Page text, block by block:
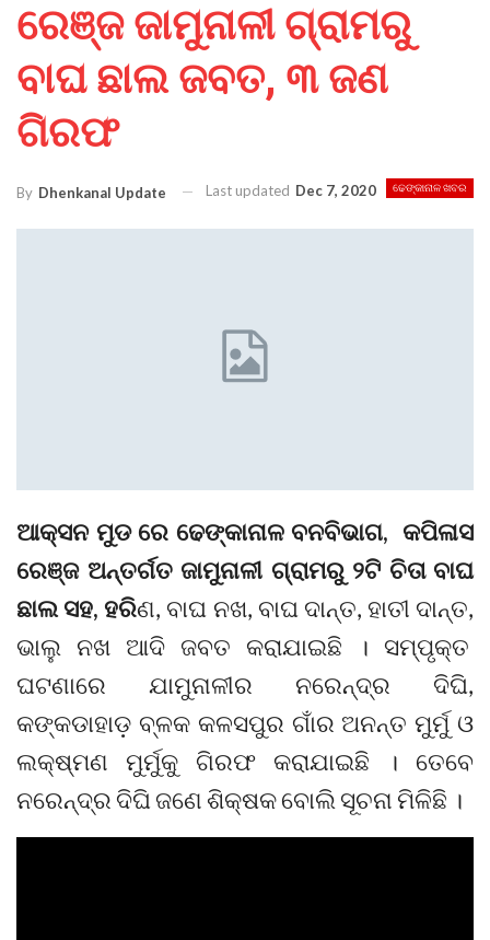
ରେଞ୍ଜ ଜାମୁନାଳୀ ଗ୍ରାମରୁ
ବାଘ ଛାଲ ଜବତ, ୩ ଜଣ
ଗିରଫ
ଢେଙ୍କାନାଳ ଖବର
By Dhenkanal Update Last updated Dec 7, 2020
ଆକ୍ସନ ମୁଡ ରେ ଢେଙ୍କାନାଳ ବନବିଭାଗ, କପିଳାସ
ରେଞ୍ଜ ଅନ୍ତର୍ଗତ ଜାମୁନାଳୀ ଗ୍ରାମରୁ ୨ଟି ଚିତା ବାଘ
ଛାଲ ସହ, ହରିଣ, ବାଘ ନଖ, ବାଘ ଦାନ୍ତ, ହାତୀ ଦାନ୍ତ,
ଭାଲୁ ନଖ ଆଦି ଜବତ କରାଯାଇଛି । ସମ୍ପୃକ୍ତ
ଘଟଣାରେ ଯାମୁନାଳୀର ନରେନ୍ଦ୍ର ଦିଘି,
କଙ୍କଡାହାଡ଼ ବ୍ଳକ କଳସପୁର ଗାଁର ଅନନ୍ତ ମୁର୍ମୁ ଓ
ଲକ୍ଷ୍ମଣ ମୁର୍ମୁକୁ ଗିରଫ କରାଯାଇଛି । ତେବେ
ନରେନ୍ଦ୍ର ଦିଘି ଜଣେ ଶିକ୍ଷକ ବୋଲି ସୂଚନା ମିଳିଛି ।